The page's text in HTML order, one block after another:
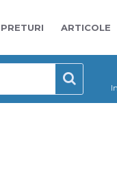
PRETURI ARTICOLE